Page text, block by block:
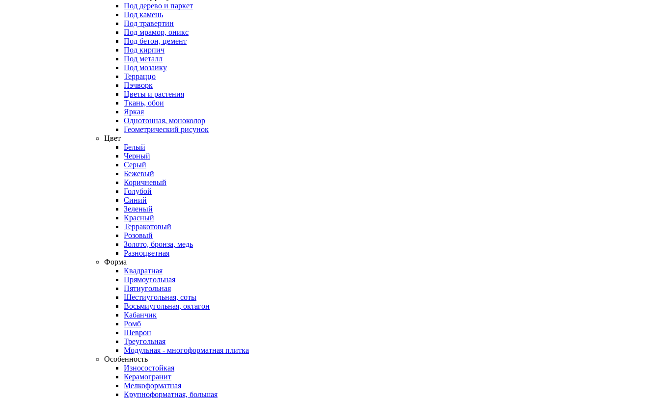
Под дерево и паркет
Под камень
Под травертин
Под мрамор, оникс
Под бетон, цемент
Под кирпич
Под металл
Под мозаику
Терраццо
Пэчворк
Цветы и растения
Ткань, обои
Яркая
Однотонная, моноколор
Геометрический рисунок
Цвет
Белый
Черный
Серый
Бежевый
Коричневый
Голубой
Синий
Зеленый
Красный
Терракотовый
Розовый
Золото, бронза, медь
Разноцветная
Форма
Квадратная
Прямоугольная
Пятиугольная
Шестиугольная, соты
Восьмиугольная, октагон
Кабанчик
Ромб
Шеврон
Треугольная
Модульная - многоформатная плитка
Особенность
Износостойкая
Керамогранит
Мелкоформатная
Крупноформатная, большая